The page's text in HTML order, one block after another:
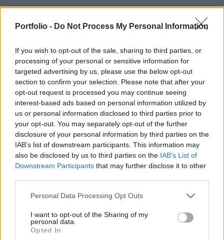
Portfolio - Do Not Process My Personal Information
If you wish to opt-out of the sale, sharing to third parties, or
processing of your personal or sensitive information for
targeted advertising by us, please use the below opt-out
section to confirm your selection. Please note that after your
opt-out request is processed you may continue seeing
interest-based ads based on personal information utilized by
us or personal information disclosed to third parties prior to
your opt-out. You may separately opt-out of the further
disclosure of your personal information by third parties on the
IAB’s list of downstream participants. This information may
also be disclosed by us to third parties on the IAB’s List of
Downstream Participants that may further disclose it to other
Personal Data Processing Opt Outs
I want to opt-out of the Sharing of my
personal data.
Opted In
2022. május 25. 10:00
A Magyar Nemzeti Bank "Fenntartható egyensúly
és felzárkózás 2022. május" címen közzétett
javaslatcsomagja több módosítást is javasol a
nyugdíjrendszerben és a nyugdíjcélú
öngondoskodás piacán. A javaslatok részben
átfedésben vannak az MNB 2019-ben közzétett,
300 pontot tartalmazó versenyképességi
programjában fölvázolt változtatási
elképzelésekkel, részben új elemeket is
tartalmaznak. Cikkem első részében
megvizsgálom az MNB javaslatai közül a korhatár
emelését és a valorizáció átalakítására vonatkozó
javaslatot.
Ez itt az on the other hand, a portfolio vélemény rovata. Ez